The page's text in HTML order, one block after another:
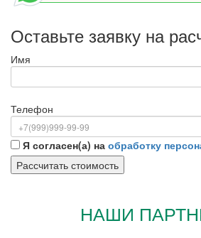
Оставьте заявку на
Имя
Телефон
Я согласен(а) на обработку
НАШИ